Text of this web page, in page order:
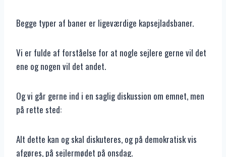
Begge typer af baner er ligeværdige kapsejladsbaner.
Vi er fulde af forståelse for at nogle sejlere gerne vil det
ene og nogen vil det andet.
Og vi går gerne ind i en saglig diskussion om emnet, men
på rette sted:
Alt dette kan og skal diskuteres, og på demokratisk vis
afgøres, på sejlermødet på onsdag.